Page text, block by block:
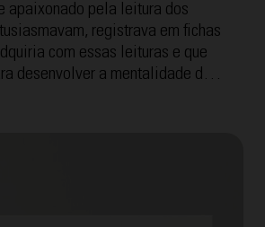
apaixonado pela leitura dos
registrava em fichas
com essas leituras e que
desenvolver a mentalidade dos